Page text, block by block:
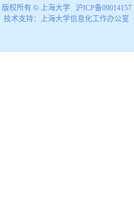
版权所有 © 上海大学 沪ICP备09014157
技术支持： 上海大学信息化工作办公室